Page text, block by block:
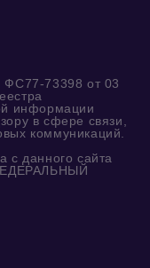
73398 от 03
информации
в сфере связи,
коммуникаций.
с данного сайта